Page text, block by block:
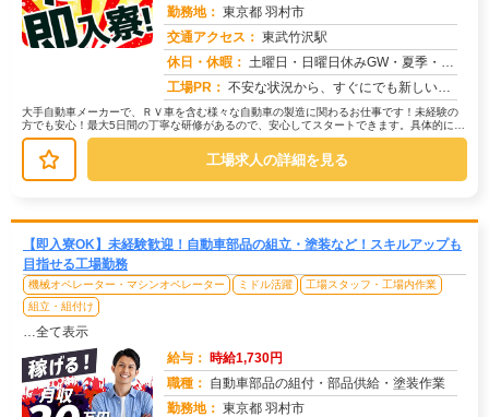
勤務地： 東京都 羽村市
交通アクセス： 東武竹沢駅
休日・休暇： 土曜日・日曜日休みGW・夏季・年末年始休暇あり
工場PR： 不安な状況から、すぐにでも新しい生活を始めたいあなたへ。株式会社京栄センターでは、応募から最短翌日勤務開始が可能で...
大手自動車メーカーで、ＲＶ車を含む様々な自動車の製造に関わるお仕事です！未経験の
方でも安心！最大5日間の丁寧な研修があるので、安心してスタートできます。具体的に
は、車体組み立て部品の運搬や供給が...
工場求人の詳細を見る
【即入寮OK】未経験歓迎！自動車部品の組立・塗装など！スキルアップも
目指せる工場勤務
機械オペレーター・マシンオペレーター ミドル活躍
工場スタッフ・工場内作業
組立・組付け
…全て表示
給与： 時給1,730円
職種： 自動車部品の組付・部品供給・塗装作業
勤務地： 東京都 羽村市